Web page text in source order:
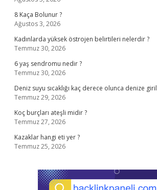
8 Kaça Bolunur ?
Ağustos 3, 2026
Kadınlarda yüksek östrojen belirtileri nelerdir ?
Temmuz 30, 2026
6 yaş sendromu nedir ?
Temmuz 30, 2026
Deniz suyu sıcaklığı kaç derece olunca denize
Temmuz 29, 2026
Koç burçları ateşli midir ?
Temmuz 27, 2026
Kazaklar hangi eti yer ?
Temmuz 25, 2026